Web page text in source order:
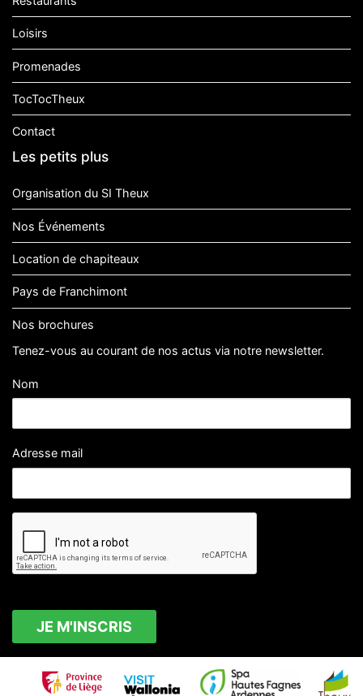
Loisirs
Promenades
TocTocTheux
Contact
Les petits plus
Organisation du SI Theux
Nos Événements
Location de chapiteaux
Pays de Franchimont
Nos brochures
Tenez-vous au courant de nos actus via notre newsletter.
Nom
Adresse mail